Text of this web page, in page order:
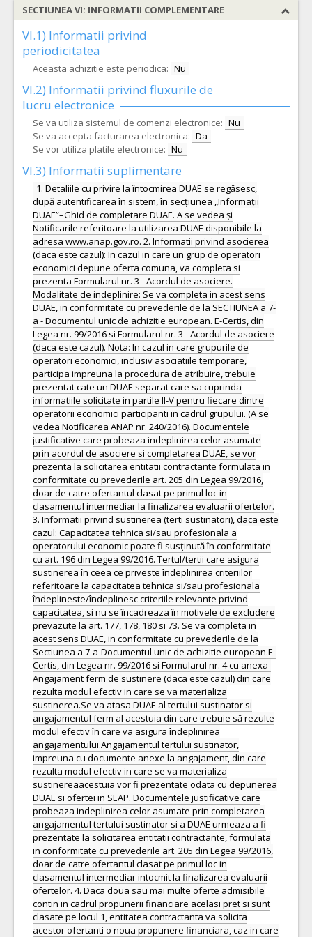
SECTIUNEA VI: INFORMATII COMPLEMENTARE
VI.1) Informatii privind
periodicitatea
Aceasta achizitie este periodica: Nu
VI.2) Informatii privind fluxurile de
lucru electronice
Se va utiliza sistemul de comenzi electronice: Nu
Se va accepta facturarea electronica: Da
Se vor utiliza platile electronice: Nu
VI.3) Informatii suplimentare
1. Detaliile cu privire la întocmirea DUAE se regăsesc,
după autentificarea în sistem, în secțiunea „Informații
DUAE”–Ghid de completare DUAE. A se vedea și
Notificarile referitoare la utilizarea DUAE disponibile la
adresa www.anap.gov.ro. 2. Informatii privind asocierea
(daca este cazul): In cazul in care un grup de operatori
economici depune oferta comuna, va completa si
prezenta Formularul nr. 3 - Acordul de asociere.
Modalitate de indeplinire: Se va completa in acest sens
DUAE, in conformitate cu prevederile de la SECTIUNEA a 7-
a - Documentul unic de achizitie european. E-Certis, din
Legea nr. 99/2016 si Formularul nr. 3 - Acordul de asociere
(daca este cazul). Nota: In cazul in care grupurile de
operatori economici, inclusiv asociatiile temporare,
participa impreuna la procedura de atribuire, trebuie
prezentat cate un DUAE separat care sa cuprinda
informatiile solicitate in partile II-V pentru fiecare dintre
operatorii economici participanti in cadrul grupului. (A se
vedea Notificarea ANAP nr. 240/2016). Documentele
justificative care probeaza indeplinirea celor asumate
prin acordul de asociere si completarea DUAE, se vor
prezenta la solicitarea entitatii contractante formulata in
conformitate cu prevederile art. 205 din Legea 99/2016,
doar de catre ofertantul clasat pe primul loc in
clasamentul intermediar la finalizarea evaluarii ofertelor.
3. Informatii privind sustinerea (terti sustinatori), daca este
cazul: Capacitatea tehnica si/sau profesionala a
operatorului economic poate fi susţinută în conformitate
cu art. 196 din Legea 99/2016. Tertul/tertii care asigura
sustinerea în ceea ce priveste îndeplinirea criteriilor
referitoare la capacitatea tehnica si/sau profesionala
îndeplineste/îndeplinesc criteriile relevante privind
capacitatea, si nu se încadreaza în motivele de excludere
prevazute la art. 177, 178, 180 si 73. Se va completa in
acest sens DUAE, in conformitate cu prevederile de la
Sectiunea a 7-a-Documentul unic de achizitie european.E-
Certis, din Legea nr. 99/2016 si Formularul nr. 4 cu anexa-
Angajament ferm de sustinere (daca este cazul) din care
rezulta modul efectiv in care se va materializa
sustinerea.Se va atasa DUAE al tertului sustinator si
angajamentul ferm al acestuia din care trebuie să rezulte
modul efectiv în care va asigura îndeplinirea
angajamentului.Angajamentul tertului sustinator,
impreuna cu documente anexe la angajament, din care
rezulta modul efectiv in care se va materializa
sustinereaacestuia vor fi prezentate odata cu depunerea
DUAE si ofertei in SEAP. Documentele justificative care
probeaza indeplinirea celor asumate prin completarea
angajamentul tertului sustinator si a DUAE urmeaza a fi
prezentate la solicitarea entitatii contractante, formulata
in conformitate cu prevederile art. 205 din Legea 99/2016,
doar de catre ofertantul clasat pe primul loc in
clasamentul intermediar intocmit la finalizarea evaluarii
ofertelor. 4. Daca doua sau mai multe oferte admisibile
contin in cadrul propunerii financiare acelasi pret si sunt
clasate pe locul 1, entitatea contractanta va solicita
acestor ofertanti o noua propunere financiara, caz in care